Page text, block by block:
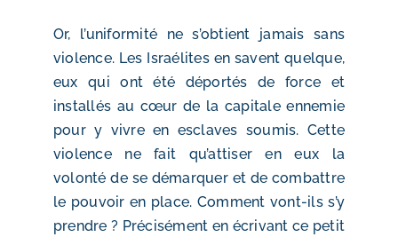
Or, l’uniformité ne s’obtient jamais sans
violence. Les Israélites en savent quelque,
eux qui ont été déportés de force et
installés au cœur de la capitale ennemie
pour y vivre en esclaves soumis. Cette
violence ne fait qu’attiser en eux la
volonté de se démarquer et de combattre
le pouvoir en place. Comment vont-ils s’y
prendre ? Précisément en écrivant ce petit